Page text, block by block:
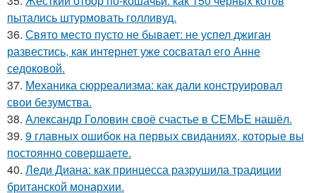
пытались штурмовать голливуд.
36. Свято место пусто не бывает: не успел джиган
развестись, как интернет уже сосватал его Анне
седоковой.
37. Механика сюрреализма: как дали конструировал
свои безумства.
38. Александр Головин своё счастье в СЕМЬЕ нашёл.
39. 9 главных ошибок на первых свиданиях, которые вы
постоянно совершаете.
40. Леди Диана: как принцесса разрушила традиции
британской монархии.